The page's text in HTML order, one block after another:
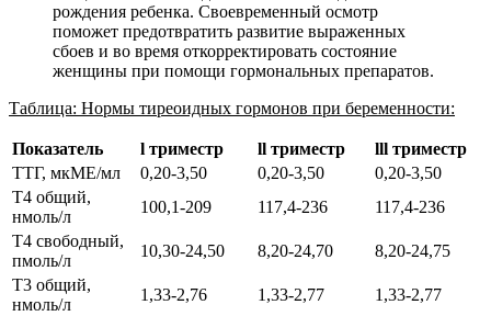
рождения ребенка. Своевременный осмотр
поможет предотвратить развитие выраженных
сбоев и во время откорректировать состояние
женщины при помощи гормональных препаратов.
Таблица: Нормы тиреоидных гормонов при беременности:
Показатель l триместр ll триместр
lll триместр
ТТГ, мкМЕ/мл
0,20-3,50 0,20-3,50
0,20-3,50
Т4 общий,
нмоль/л
100,1-209 117,4-236
117,4-236
Т4 свободный,
пмоль/л
10,30-24,50 8,20-24,70
8,20-24,75
Т3 общий,
нмоль/л
1,33-2,76 1,33-2,77
1,33-2,77